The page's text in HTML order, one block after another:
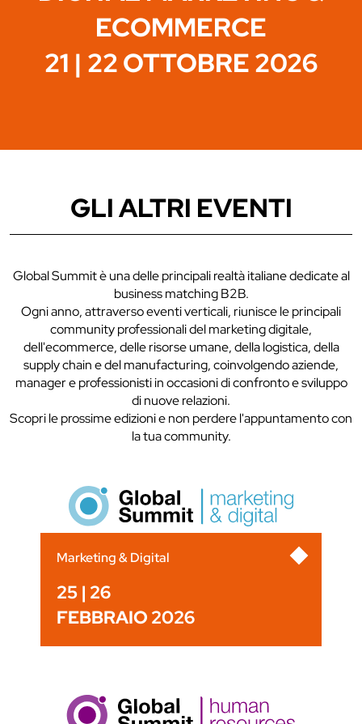
ECOMMERCE
21 | 22 OTTOBRE 2026
GLI ALTRI EVENTI
Global Summit è una delle principali realtà italiane dedicate al
business matching B2B.
Ogni anno, attraverso eventi verticali, riunisce le principali
community professionali del marketing digitale,
dell'ecommerce, delle risorse umane, della logistica, della
supply chain e del manufacturing, coinvolgendo aziende,
manager e professionisti in occasioni di confronto e sviluppo
di nuove relazioni.
Scopri le prossime edizioni e non perdere l'appuntamento con
la tua community.
Marketing & Digital
25 | 26
FEBBRAIO 2026